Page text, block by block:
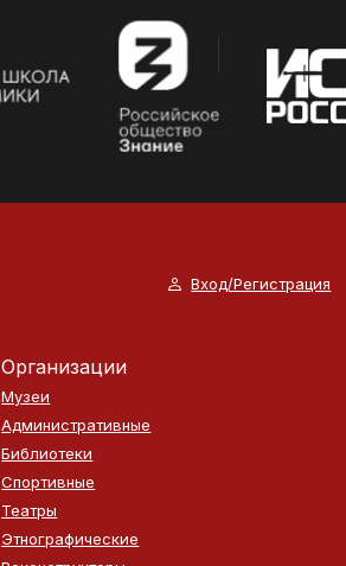
Вход/Регистрация
Организации
Музеи
Административные
Библиотеки
Спортивные
Театры
Этнографические